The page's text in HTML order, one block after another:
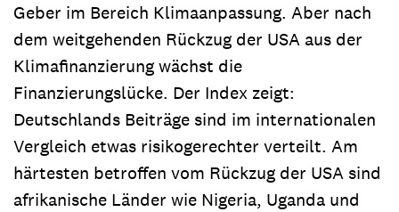
Geber im Bereich Klimaanpassung. Aber nach
dem weitgehenden Rückzug der USA aus der
Klimafinanzierung wächst die
Finanzierungslücke. Der Index zeigt:
Deutschlands Beiträge sind im internationalen
Vergleich etwas risikogerechter verteilt. Am
härtesten betroffen vom Rückzug der USA sind
afrikanische Länder wie Nigeria, Uganda und